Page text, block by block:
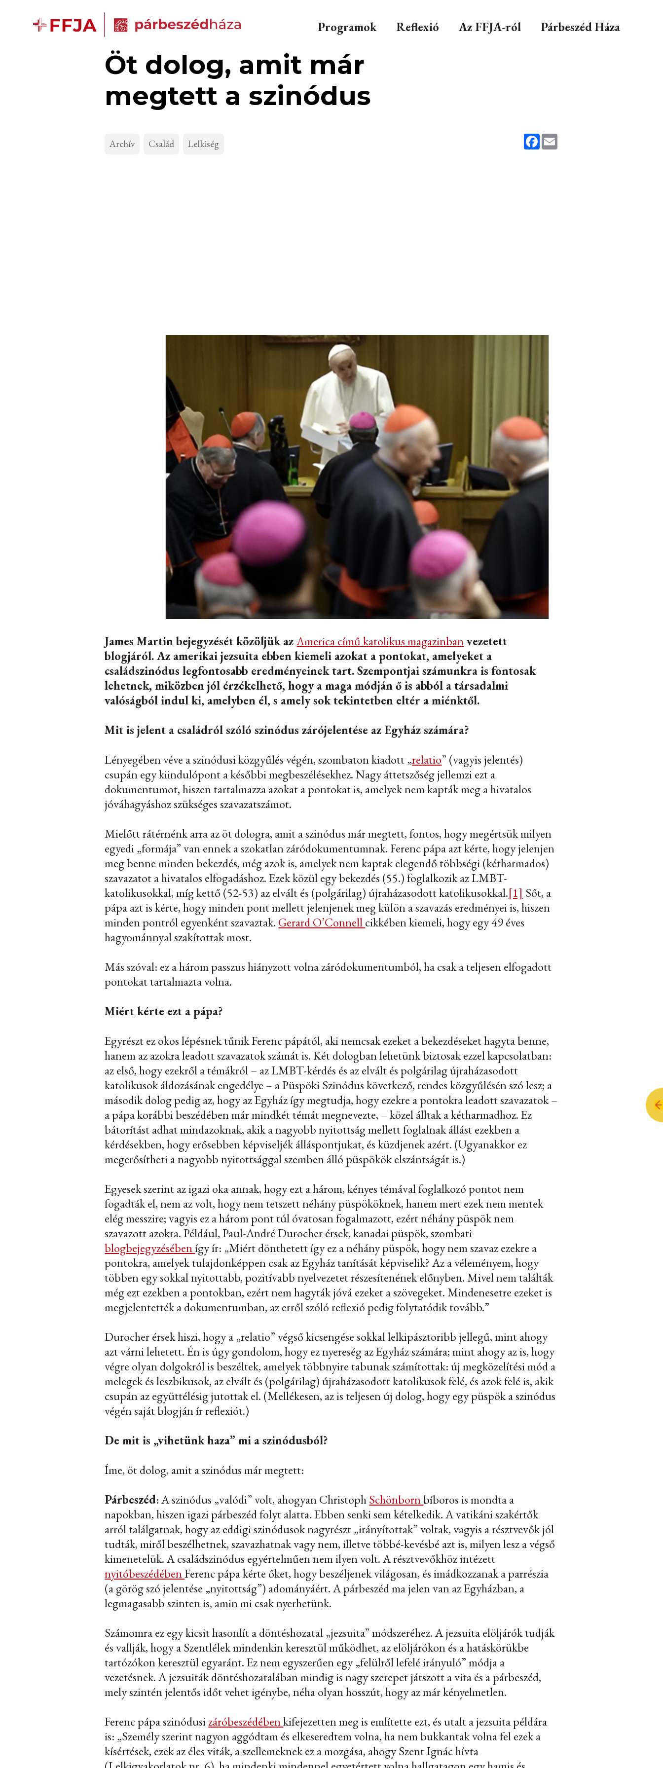
Programok Reflexió Az FFJA-ról Párbeszéd Háza
Öt dolog, amit már
megtett a szinódus
Facebook
Email
Archív Család Lelkiség
James Martin bejegyzését közöljük azAmerica című katolikus magazinbanvezetett
blogjáról. Az amerikai jezsuita ebben kiemeli azokat a pontokat, amelyeket a
családszinódus legfontosabb eredményeinek tart. Szempontjai számunkra is fontosak
lehetnek, miközben jól érzékelhető, hogy a maga módján ő is abból a társadalmi
valóságból indul ki, amelyben él, s amely sok tekintetben eltér a miénktől.
Mit is jelent a családról szóló szinódus zárójelentése az Egyház számára?
Lényegében véve a szinódusi közgyűlés végén, szombaton kiadott „relatio” (vagyis jelentés)
csupán egy kiindulópont a későbbi megbeszélésekhez. Nagy áttetszőség jellemzi ezt a
dokumentumot, hiszen tartalmazza azokat a pontokat is, amelyek nem kapták meg a hivatalos
jóváhagyáshoz szükséges szavazatszámot.
Mielőtt rátérnénk arra az öt dologra, amit a szinódus már megtett, fontos, hogy megértsük milyen
egyedi „formája” van ennek a szokatlan záródokumentumnak. Ferenc pápa azt kérte, hogy jelenjen
meg benne minden bekezdés, még azok is, amelyek nem kaptak elegendő többségi (kétharmados)
szavazatot a hivatalos elfogadáshoz. Ezek közül egy bekezdés (55.) foglalkozik az LMBT-
katolikusokkal, míg kettő (52-53) az elvált és (polgárilag) újraházasodott katolikusokkal.[1] Sőt, a
pápa azt is kérte, hogy minden pont mellett jelenjenek meg külön a szavazás eredményei is, hiszen
minden pontról egyenként szavaztak. Gerard O’Connellcikkében kiemeli, hogy egy 49 éves
hagyománnyal szakítottak most.
Más szóval: ez a három passzus hiányzott volna záródokumentumból, ha csak a teljesen elfogadott
pontokat tartalmazta volna.
Miért kérte ezt a pápa?
Egyrészt ez okos lépésnek tűnik Ferenc pápától, aki nemcsak ezeket a bekezdéseket hagyta benne,
hanem az azokra leadott szavazatok számát is. Két dologban lehetünk biztosak ezzel kapcsolatban:
az első, hogy ezekről a témákról – az LMBT-kérdés és az elvált és polgárilag újraházasodott
katolikusok áldozásának engedélye – a Püspöki Szinódus következő, rendes közgyűlésén szó lesz; a
második dolog pedig az, hogy az Egyház így megtudja, hogy ezekre a pontokra leadott szavazatok –
a pápa korábbi beszédében már mindkét témát megnevezte, – közel álltak a kétharmadhoz. Ez
bátorítást adhat mindazoknak, akik a nagyobb nyitottság mellett foglalnak állást ezekben a
kérdésekben, hogy erősebben képviseljék álláspontjukat, és küzdjenek azért. (Ugyanakkor ez
megerősítheti a nagyobb nyitottsággal szemben álló püspökök elszántságát is.)
Egyesek szerint az igazi oka annak, hogy ezt a három, kényes témával foglalkozó pontot nem
fogadták el, nem az volt, hogy nem tetszett néhány püspököknek, hanem mert ezek nem mentek
elég messzire; vagyis ez a három pont túl óvatosan fogalmazott, ezért néhány püspök nem
szavazott azokra. Például, Paul-André Durocher érsek, kanadai püspök, szombati
blogbejegyzésébenígy ír: „Miért dönthetett így ez a néhány püspök, hogy nem szavaz ezekre a
pontokra, amelyek tulajdonképpen csak az Egyház tanítását képviselik? Az a véleményem, hogy
többen egy sokkal nyitottabb, pozitívabb nyelvezetet részesítenének előnyben. Mivel nem találták
még ezt ezekben a pontokban, ezért nem hagyták jóvá ezeket a szövegeket. Mindenesetre ezeket is
megjelentették a dokumentumban, az erről szóló reflexió pedig folytatódik tovább.”
Durocher érsek hiszi, hogy a „relatio” végső kicsengése sokkal lelkipásztoribb jellegű, mint ahogy
azt várni lehetett. Én is úgy gondolom, hogy ez nyereség az Egyház számára; mint ahogy az is, hogy
végre olyan dolgokról is beszéltek, amelyek többnyire tabunak számítottak: új megközelítési mód a
melegek és leszbikusok, az elvált és (polgárilag) újraházasodott katolikusok felé, és azok felé is, akik
csupán az együttélésig jutottak el. (Mellékesen, az is teljesen új dolog, hogy egy püspök a szinódus
végén saját blogján ír reflexiót.)
De mit is „vihetünk haza” mi a szinódusból?
Íme, öt dolog, amit a szinódus már megtett:
Párbeszéd: A szinódus „valódi” volt, ahogyan ChristophSchönbornbíboros is mondta a
napokban, hiszen igazi párbeszéd folyt alatta. Ebben senki sem kételkedik. A vatikáni szakértők
arról találgatnak, hogy az eddigi szinódusok nagyrészt „irányítottak” voltak, vagyis a résztvevők jól
tudták, miről beszélhetnek, szavazhatnak vagy nem, illetve többé-kevésbé azt is, milyen lesz a végső
kimenetelük. A családszinódus egyértelműen nem ilyen volt. A résztvevőkhöz intézett
nyitóbeszédébenFerenc pápa kérte őket, hogy beszéljenek világosan, és imádkozzanak aparrészia
(a görög szó jelentése „nyitottság”) adományáért. A párbeszéd ma jelen van az Egyházban, a
legmagasabb szinten is, amin mi csak nyerhetünk.
Számomra ez egy kicsit hasonlít a döntéshozatal „jezsuita” módszeréhez. A jezsuita elöljárók tudják
és vallják, hogy a Szentlélek mindenkin keresztül működhet, az elöljárókon és a hatáskörükbe
tartózókon keresztül egyaránt. Ez nem egyszerűen egy „felülről lefelé irányuló” módja a
vezetésnek. A jezsuiták döntéshozatalában mindig is nagy szerepet játszott a vita és a párbeszéd,
mely szintén jelentős időt vehet igénybe, néha olyan hosszút, hogy az már kényelmetlen.
Ferenc pápa szinódusizáróbeszédébenkifejezetten meg is említette ezt, és utalt a jezsuita példára
is: „Személy szerint nagyon aggódtam és elkeseredtem volna, ha nem bukkantak volna fel ezek a
kísértések, ezek az éles viták, a szellemeknek ez a mozgása, ahogy Szent Ignác hívta